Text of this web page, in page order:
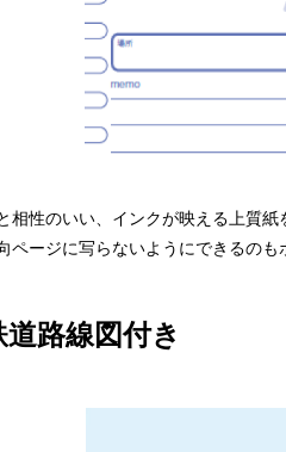
相性のいい、インクが映える上質
ページに写らないようにできるのも
道路線図付き